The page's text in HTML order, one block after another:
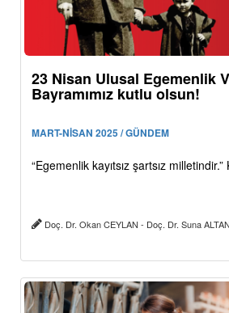
23 Nisan Ulusal Egemenlik
Bayramımız kutlu olsun!
MART-NİSAN 2025 / GÜNDEM
“Egemenlik kayıtsız şartsız
Doç. Dr. Okan CEYLAN - Doç. Dr. Suna ALTAN